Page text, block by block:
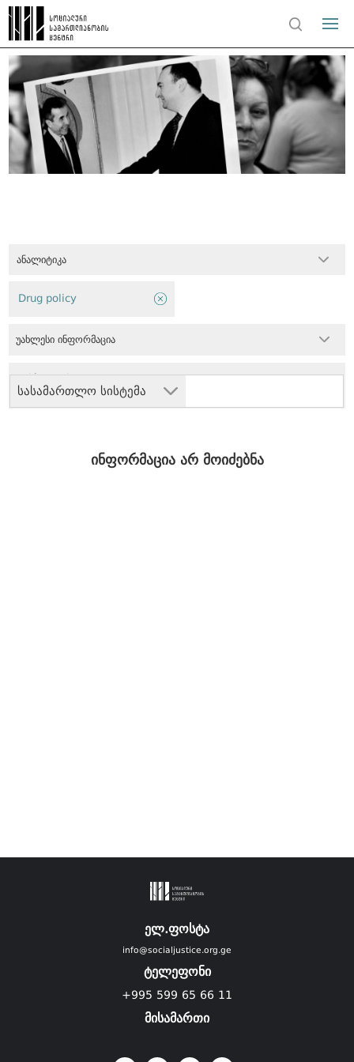
ანალიტიკა
სასამართლო სისტემა
Drug policy
უახლესი ინფორმაცია
ინფორმაცია არ მოიძებნა
ელ.ფოსტა
info@socialjustice.org.ge
ტელეფონი
+995 599 65 66 11
მისამართი